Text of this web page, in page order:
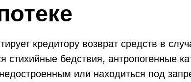
кредитору возврат средств в
бедствия, антропогенные
или находиться под